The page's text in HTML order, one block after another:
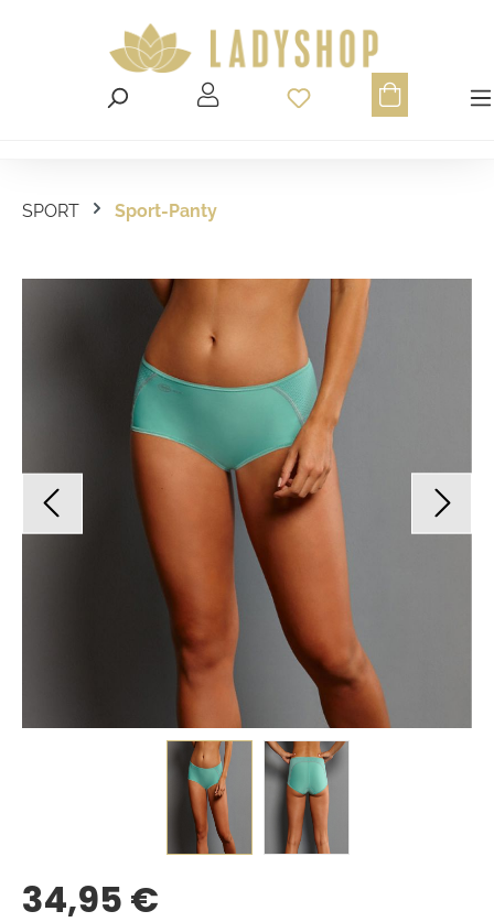
Du hast 0
SPORT Sport-Panty
Bildergalerie überspringen
Regulärer Preis:
34,95 €